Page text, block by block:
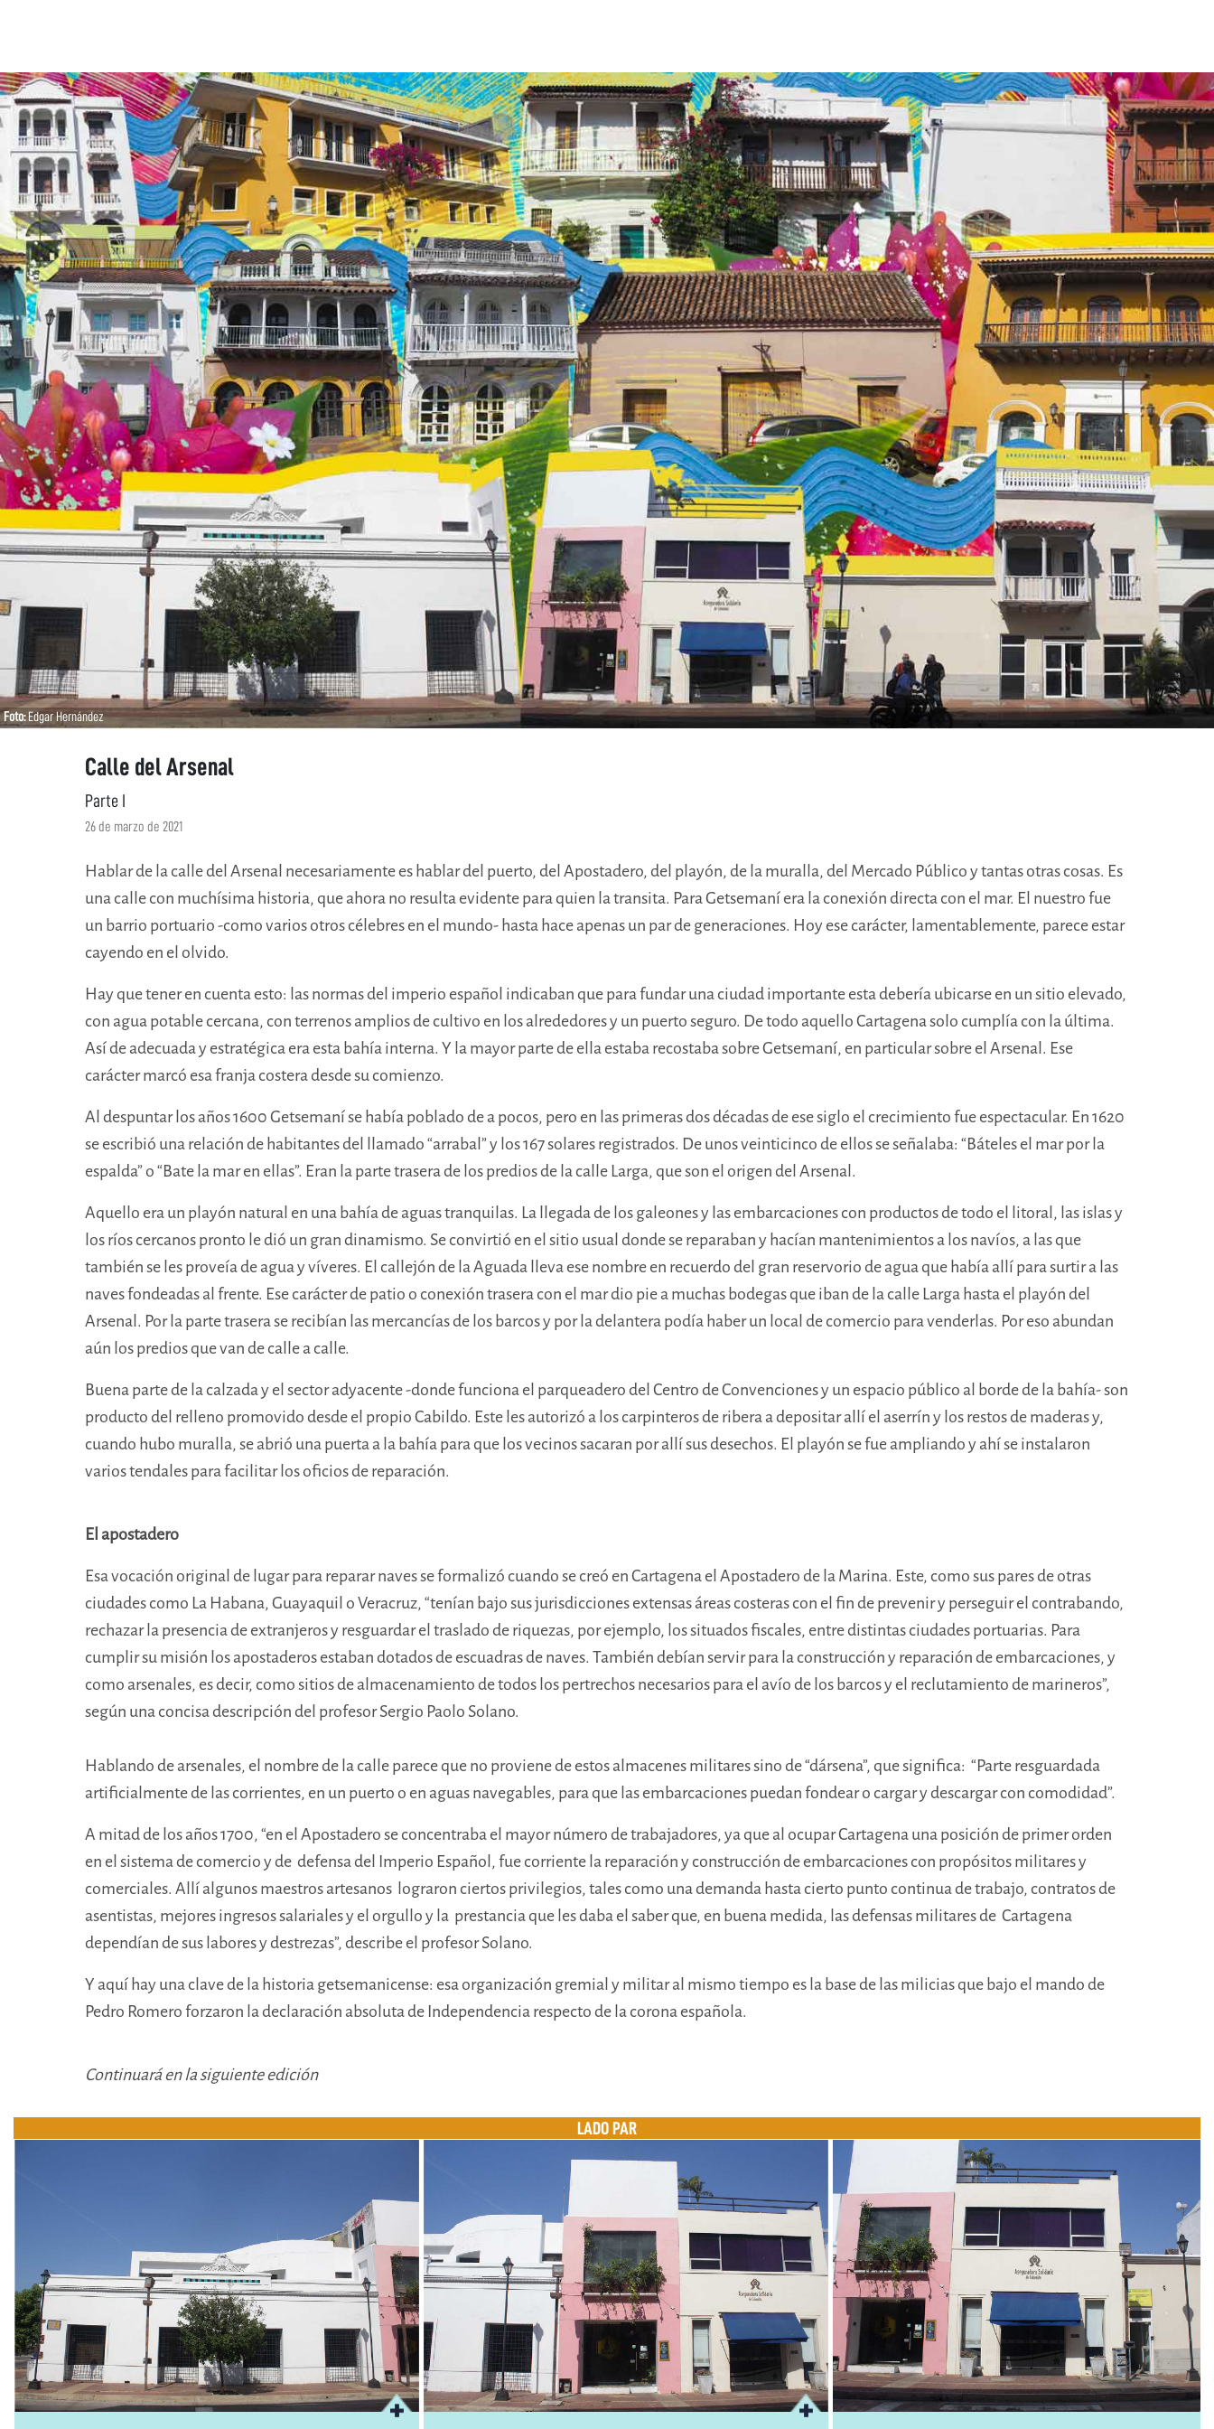
Foto:Edgar Hernández
Calle del Arsenal
Parte I
26 de marzo de 2021
Hablar de la calle del Arsenal necesariamente es hablar del puerto, del Apostadero, del playón, de la muralla, del Mercado Público y tantas otras cosas. Es
una calle con muchísima historia, que ahora no resulta evidente para quien la transita. Para Getsemaní era la conexión directa con el mar. El nuestro fue
un barrio portuario -como varios otros célebres en el mundo- hasta hace apenas un par de generaciones. Hoy ese carácter, lamentablemente, parece estar
cayendo en el olvido.
Hay que tener en cuenta esto: las normas del imperio español indicaban que para fundar una ciudad importante esta debería ubicarse en un sitio elevado,
con agua potable cercana, con terrenos amplios de cultivo en los alrededores y un puerto seguro. De todo aquello Cartagena solo cumplía con la última.
Así de adecuada y estratégica era esta bahía interna. Y la mayor parte de ella estaba recostaba sobre Getsemaní, en particular sobre el Arsenal. Ese
carácter marcó esa franja costera desde su comienzo.
Al despuntar los años 1600 Getsemaní se había poblado de a pocos, pero en las primeras dos décadas de ese siglo el crecimiento fue espectacular. En 1620
se escribió una relación de habitantes del llamado “arrabal” y los 167 solares registrados. De unos veinticinco de ellos se señalaba: “Báteles el mar por la
espalda” o “Bate la mar en ellas”. Eran la parte trasera de los predios de la calle Larga, que son el origen del Arsenal.
Aquello era un playón natural en una bahía de aguas tranquilas. La llegada de los galeones y las embarcaciones con productos de todo el litoral, las islas y
los ríos cercanos pronto le dió un gran dinamismo. Se convirtió en el sitio usual donde se reparaban y hacían mantenimientos a los navíos, a las que
también se les proveía de agua y víveres. El callejón de la Aguada lleva ese nombre en recuerdo del gran reservorio de agua que había allí para surtir a las
naves fondeadas al frente. Ese carácter de patio o conexión trasera con el mar dio pie a muchas bodegas que iban de la calle Larga hasta el playón del
Arsenal. Por la parte trasera se recibían las mercancías de los barcos y por la delantera podía haber un local de comercio para venderlas. Por eso abundan
aún los predios que van de calle a calle.
Buena parte de la calzada y el sector adyacente -donde funciona el parqueadero del Centro de Convenciones y un espacio público al borde de la bahía- son
producto del relleno promovido desde el propio Cabildo. Este les autorizó a los carpinteros de ribera a depositar allí el aserrín y los restos de maderas y,
cuando hubo muralla, se abrió una puerta a la bahía para que los vecinos sacaran por allí sus desechos. El playón se fue ampliando y ahí se instalaron
varios tendales para facilitar los oficios de reparación.
El apostadero
Esa vocación original de lugar para reparar naves se formalizó cuando se creó en Cartagena el Apostadero de la Marina. Este, como sus pares de otras
ciudades como La Habana, Guayaquil o Veracruz, “tenían bajo sus jurisdicciones extensas áreas costeras con el fin de prevenir y perseguir el contrabando,
rechazar la presencia de extranjeros y resguardar el traslado de riquezas, por ejemplo, los situados fiscales, entre distintas ciudades portuarias. Para
cumplir su misión los apostaderos estaban dotados de escuadras de naves. También debían servir para la construcción y reparación de embarcaciones, y
como arsenales, es decir, como sitios de almacenamiento de todos los pertrechos necesarios para el avío de los barcos y el reclutamiento de marineros”,
según una concisa descripción del profesor Sergio Paolo Solano.
Hablando de arsenales, el nombre de la calle parece que no proviene de estos almacenes militares sino de “dársena”, que significa: “Parte resguardada
artificialmente de las corrientes, en un puerto o en aguas navegables, para que las embarcaciones puedan fondear o cargar y descargar con comodidad”.
A mitad de los años 1700, “en el Apostadero se concentraba el mayor número de trabajadores, ya que al ocupar Cartagena una posición de primer orden
en el sistema de comercio y de defensa del Imperio Español, fue corriente la reparación y construcción de embarcaciones con propósitos militares y
comerciales. Allí algunos maestros artesanos lograron ciertos privilegios, tales como una demanda hasta cierto punto continua de trabajo, contratos de
asentistas, mejores ingresos salariales y el orgullo y la prestancia que les daba el saber que, en buena medida, las defensas militares de Cartagena
dependían de sus labores y destrezas”, describe el profesor Solano.
Y aquí hay una clave de la historia getsemanicense: esa organización gremial y militar al mismo tiempo es la base de las milicias que bajo el mando de
Pedro Romero forzaron la declaración absoluta de Independencia respecto de la corona española.
Continuará en la siguiente edición
LADO PAR